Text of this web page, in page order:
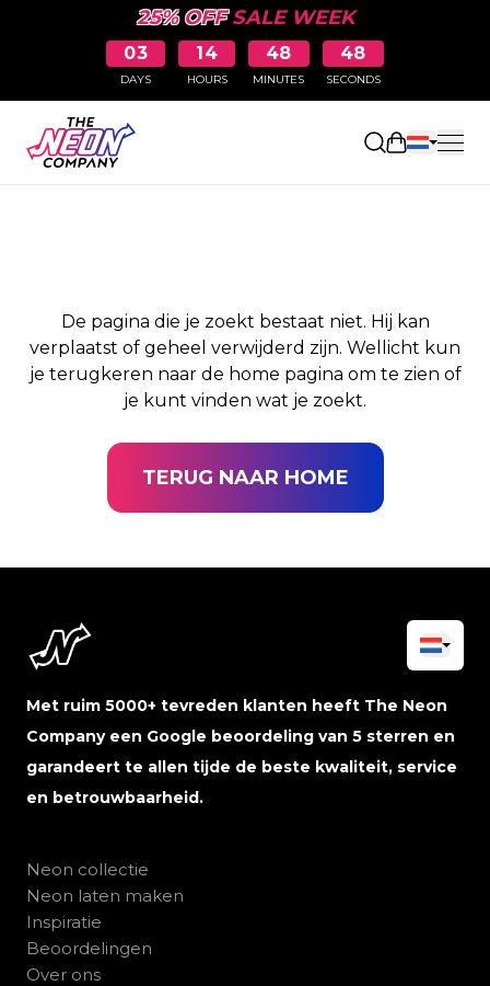
25% OFFSALE WEEK
03
DAYS
14
HOURS
48
MINUTES
48
SECONDS
PAGINA NIET
De pagina die je zoekt bestaat niet. Hij kan
verplaatst of geheel verwijderd zijn. Wellicht kun
je terugkeren naar de home pagina om te zien of
je kunt vinden wat je zoekt.
TERUG NAAR HOME
Met ruim 5000+ tevreden klanten heeft The Neon
Company een Google beoordeling van 5 sterren en
garandeert te allen tijde de beste kwaliteit, service
en betrouwbaarheid.
Neon collectie
Neon laten maken
Inspiratie
Beoordelingen
Over ons